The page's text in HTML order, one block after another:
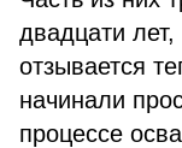
двадцати
отзывается
начинали
процессе